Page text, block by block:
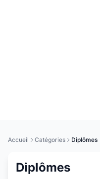
Accueil Catégories Diplômes
Diplômes